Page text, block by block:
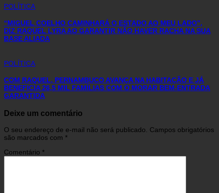
POLÍTICA
“MIGUEL COELHO CAMINHARÁ O ESTADO AO MEU LADO”,
DIZ RAQUEL LYRA AO GARANTIR NÃO HAVER RACHA NA SUA
BASE ALIADA
POLÍTICA
COM RAQUEL, PERNAMBUCO AVANÇA NA HABITAÇÃO E JÁ
BENEFICIA 26,5 MIL FAMÍLIAS COM O MORAR BEM-ENTRADA
GARANTIDA
Deixe um comentário
O seu endereço de e-mail não será publicado. Campos obrigatórios
são marcados com *
Comentário *